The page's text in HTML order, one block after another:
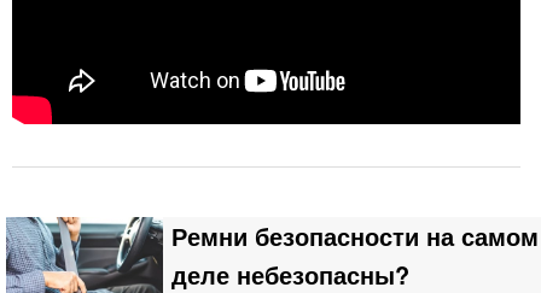
Ремни безопасности на самом
деле небезопасны?